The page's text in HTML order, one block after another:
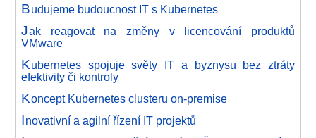
Budujeme budoucnost IT s Kubernetes
Jak reagovat na změny v licencování produktů
VMware
Kubernetes spojuje světy IT a byznysu bez ztráty
efektivity či kontroly
Koncept Kubernetes clusteru on-premise
Inovativní a agilní řízení IT projektů